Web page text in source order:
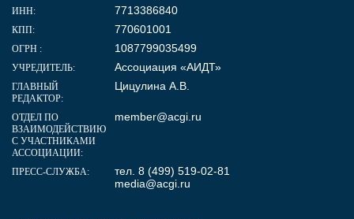
ИНН: 7713386840
КПП: 770601001
ОГРН : 1087799035499
УЧРЕДИТЕЛЬ: Ассоциация «АИДТ»
ГЛАВНЫЙ
РЕДАКТОР:
Цицулина А.В.
ОТДЕЛ ПО
ВЗАИМОДЕЙСТВИЮ
С УЧАСТНИКАМИ
АССОЦИАЦИИ:
member@acgi.ru
ПРЕСС-СЛУЖБА:
тел. 8 (499) 519-02-81
media@acgi.ru